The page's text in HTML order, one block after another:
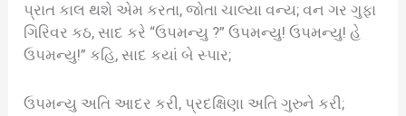
પ્રાત કાલ થશે એમ કરતા, જોતા ચાલ્યા વન્ય; વન ગર ગુફા
ગિરિવર કઠ, સાદ કરે “ઉપમન્યુ ?” ઉપમન્યુ! ઉપમન્યુ! હે
ઉપમન્યુ!” કહિ, સાદ કયાં બે સ્પાર;
ઉપમન્યુ અતિ આદર કરી, પ્રદક્ષિણા અતિ ગુરુને કરી;